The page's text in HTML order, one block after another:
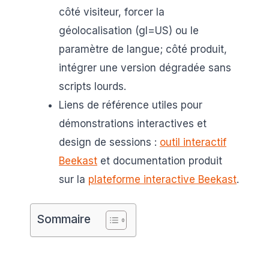
côté visiteur, forcer la
géolocalisation (gl=US) ou le
paramètre de langue; côté produit,
intégrer une version dégradée sans
scripts lourds.
Liens de référence utiles pour
démonstrations interactives et
design de sessions : outil interactif
Beekast et documentation produit
sur la plateforme interactive Beekast.
Sommaire